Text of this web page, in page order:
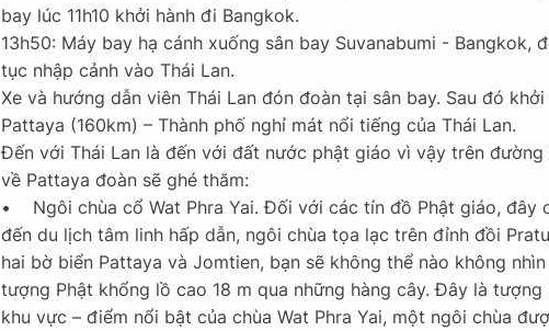
bay lúc 11h10 khởi hành đi Bangkok.
13h50: Máy bay hạ cánh xuống sân bay Suvanabumi - Bangkok,
tục nhập cảnh vào Thái Lan.
Xe và hướng dẫn viên Thái Lan đón đoàn tại sân bay. Sau đó
Pattaya (160km) – Thành phố nghỉ mát nổi tiếng của Thái Lan.
Đến với Thái Lan là đến với đất nước phật giáo vì vậy trên đường
về Pattaya đoàn sẽ ghé thăm:
• Ngôi chùa cổ Wat Phra Yai. Đối với các tín đồ Phật giáo, đây
đến du lịch tâm linh hấp dẫn, ngôi chùa tọa lạc trên đỉnh đồi
hai bờ biển Pattaya và Jomtien, bạn sẽ không thể nào không
tượng Phật khổng lồ cao 18 m qua những hàng cây. Đây là tượng
khu vực – điểm nổi bật của chùa Wat Phra Yai, một ngôi chùa